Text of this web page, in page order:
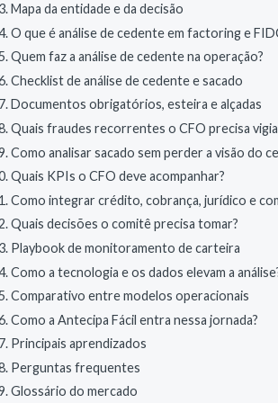
Mapa da entidade e da decisão
O que é análise de cedente em factoring e
Quem faz a análise de cedente na operação?
Checklist de análise de cedente e sacado
Documentos obrigatórios, esteira e alçadas
Quais fraudes recorrentes o CFO precisa
Como analisar sacado sem perder a visão do
Quais KPIs o CFO deve acompanhar?
Como integrar crédito, cobrança, jurídico e
Quais decisões o comitê precisa tomar?
Playbook de monitoramento de carteira
Como a tecnologia e os dados elevam a
Comparativo entre modelos operacionais
Como a Antecipa Fácil entra nessa jornada?
Principais aprendizados
Perguntas frequentes
Glossário do mercado